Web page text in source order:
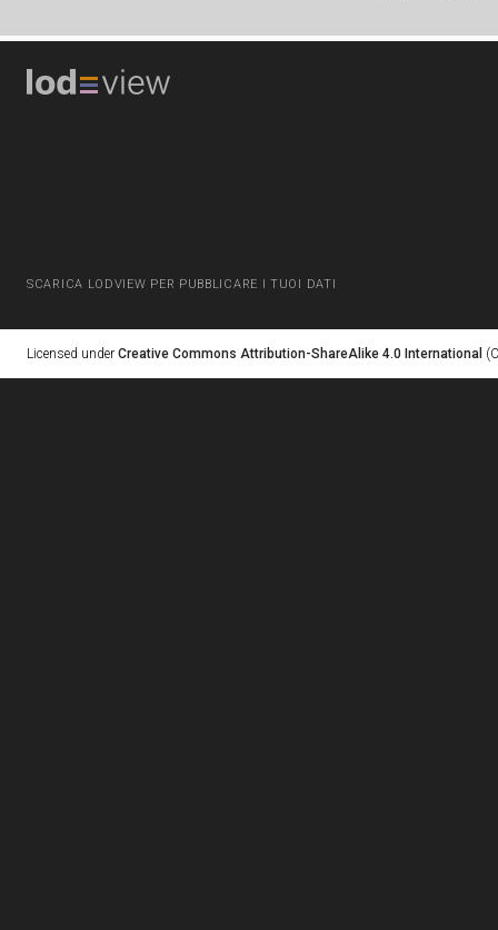
SCARICA LODVIEW PER PUBBLICARE I TUOI DATI
Licensed under Creative Commons Attribution-ShareAlike 4.0 International